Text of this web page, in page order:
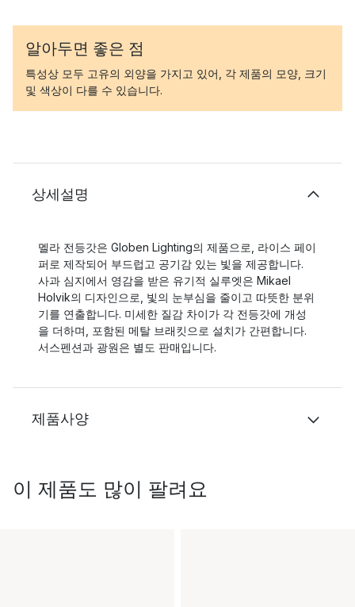
알아두면 좋은 점
특성상 모두 고유의 외양을 가지고 있어, 각 제품의 모양, 크기
및 색상이 다를 수 있습니다.
상세설명
멜라 전등갓은 Globen Lighting의 제품으로, 라이스 페이
퍼로 제작되어 부드럽고 공기감 있는 빛을 제공합니다.
사과 심지에서 영감을 받은 유기적 실루엣은 Mikael
Holvik의 디자인으로, 빛의 눈부심을 줄이고 따뜻한 분위
기를 연출합니다. 미세한 질감 차이가 각 전등갓에 개성
을 더하며, 포함된 메탈 브래킷으로 설치가 간편합니다.
서스펜션과 광원은 별도 판매입니다.
제품사양
이 제품도 많이 팔려요